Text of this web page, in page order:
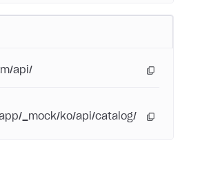
api/
_mock/ko/api/catalog/